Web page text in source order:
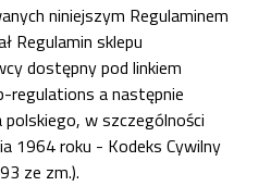
niniejszym Regulaminem
Regulamin sklepu
dostępny pod linkiem
regulations a następnie
w szczególności
1964 roku - Kodeks Cywilny
ze zm.).